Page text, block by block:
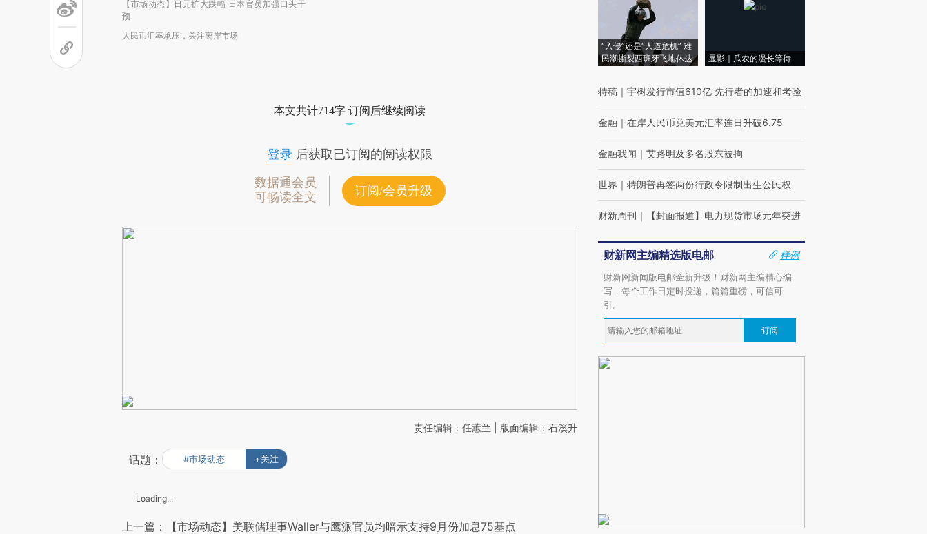
【市场动态】日元扩大跌幅 日本官员加强口头干
预
人民币汇率承压，关注离岸市场
本文共计714字 订阅后继续阅读
登录后获取已订阅的阅读权限
数据通会员
可畅读全文
订阅/会员升级
责任编辑：任蕙兰 | 版面编辑：石溪升
话题： #市场动态 +关注
Loading...
上一篇：【市场动态】美联储理事Waller与鹰派官员均暗示支持9月份加息75基点
“入侵”还是“人道危机” 难
民潮撕裂西班牙飞地休达
显影｜瓜农的漫长等待
特稿 ｜ 宇树发行市值610亿 先行者的加速和考验
金融 ｜ 在岸人民币兑美元汇率连日升破6.75
金融我闻 ｜ 艾路明及多名股东被拘
世界 ｜ 特朗普再签两份行政令限制出生公民权
财新周刊 ｜ 【封面报道】电力现货市场元年突进
财新网主编精选版电邮
样例
财新网新闻版电邮全新升级！财新网主编精心编
写，每个工作日定时投递，篇篇重磅，可信可
引。
订阅